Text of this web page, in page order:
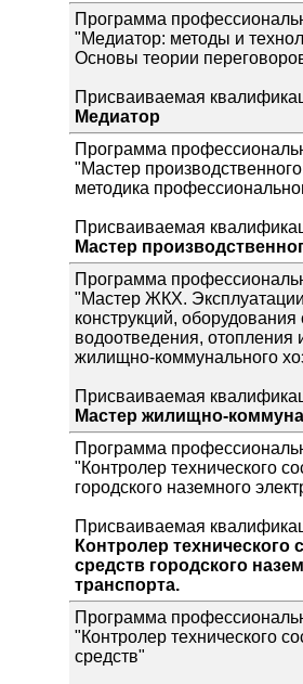
Программа
"Медиатор: методы и
Основы теории
Присваиваемая
Медиатор
Программа
"Мастер
методика
Присваиваемая
Мастер
Программа
"Мастер ЖКХ.
конструкций,
водоотведения, отопления
жилищно-коммунального
Присваиваемая
Мастер жилищно-
Программа
"Контролер технического
городского наземного
Присваиваемая
Контролер технического
средств городского
транспорта.
Программа
"Контролер технического
средств"